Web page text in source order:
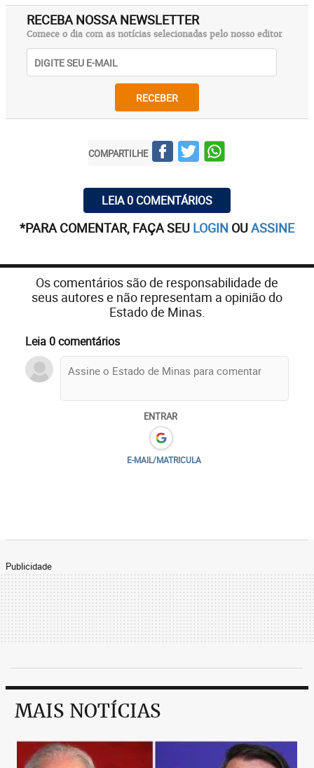
RECEBA NOSSA NEWSLETTER
Comece o dia com as notícias selecionadas pelo nosso editor
RECEBER
COMPARTILHE
LEIA 0 COMENTÁRIOS
*PARA COMENTAR, FAÇA SEU LOGIN OUASSINE
Os comentários são de responsabilidade de
seus autores e não representam a opinião do
Estado de Minas.
Leia 0 comentários
ENTRAR
E-MAIL/MATRICULA
Publicidade
MAIS NOTÍCIAS